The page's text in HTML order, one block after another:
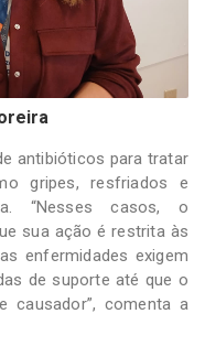
antibióticos para tratar
gripes, resfriados e
“Nesses casos, o
sua ação é restrita às
enfermidades exigem
de suporte até que o
causador”, comenta a